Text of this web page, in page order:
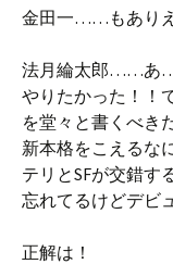
金田一……もあり
法月綸太郎……あ
やりたかった！！
を堂々と書くべき
新本格をこえるな
テリとSFが交錯す
忘れてるけどデビ
正解は！